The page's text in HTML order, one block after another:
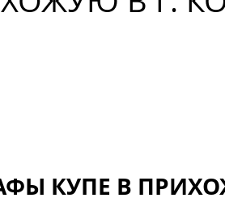
КУПЕ В